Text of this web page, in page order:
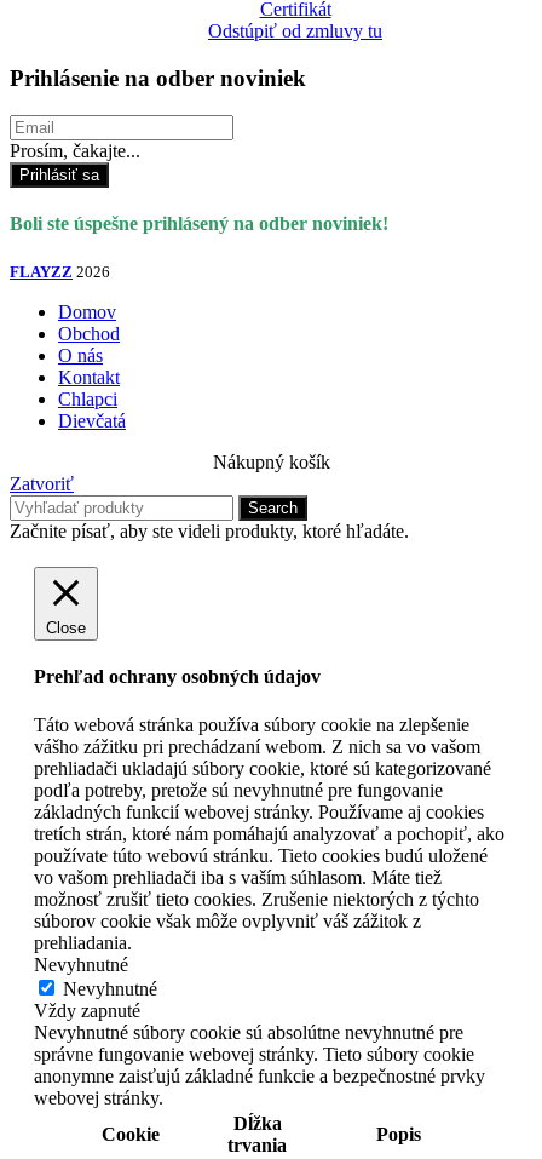
Certifikát
Odstúpiť od zmluvy tu
Prihlásenie na odber noviniek
Prosím, čakajte...
Prihlásiť sa
Boli ste úspešne prihlásený na odber noviniek!
FLAYZZ 2026
Domov
Obchod
O nás
Kontakt
Chlapci
Dievčatá
Nákupný košík
Zatvoriť
Search
Začnite písať, aby ste videli produkty, ktoré hľadáte.
Close
Prehľad ochrany osobných údajov
Táto webová stránka používa súbory cookie na zlepšenie
vášho zážitku pri prechádzaní webom. Z nich sa vo vašom
prehliadači ukladajú súbory cookie, ktoré sú kategorizované
podľa potreby, pretože sú nevyhnutné pre fungovanie
základných funkcií webovej stránky. Používame aj cookies
tretích strán, ktoré nám pomáhajú analyzovať a pochopiť, ako
používate túto webovú stránku. Tieto cookies budú uložené
vo vašom prehliadači iba s vaším súhlasom. Máte tiež
možnosť zrušiť tieto cookies. Zrušenie niektorých z týchto
súborov cookie však môže ovplyvniť váš zážitok z
prehliadania.
Nevyhnutné
Nevyhnutné
Vždy zapnuté
Nevyhnutné súbory cookie sú absolútne nevyhnutné pre
správne fungovanie webovej stránky. Tieto súbory cookie
anonymne zaisťujú základné funkcie a bezpečnostné prvky
webovej stránky.
Cookie
Dĺžka
trvania
Popis